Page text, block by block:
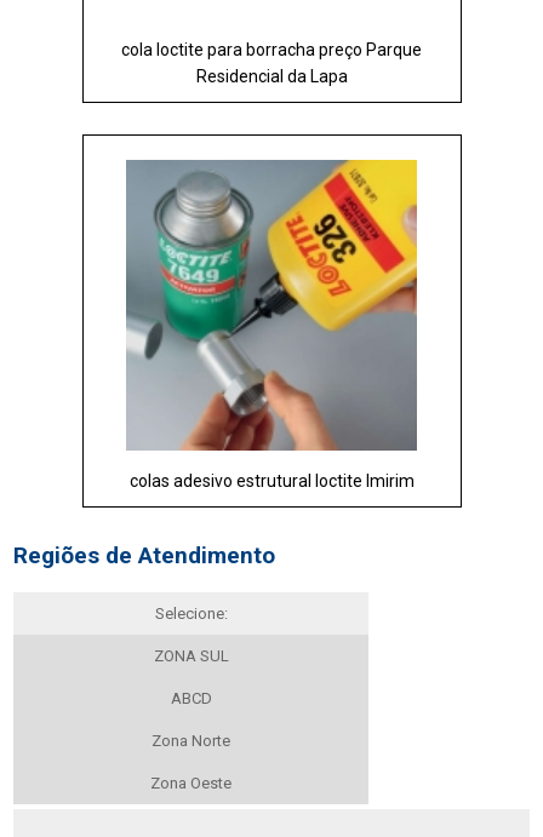
cola loctite para borracha preço Parque
Residencial da Lapa
colas adesivo estrutural loctite Imirim
Regiões de Atendimento
Selecione:
ZONA SUL
ABCD
Zona Norte
Zona Oeste